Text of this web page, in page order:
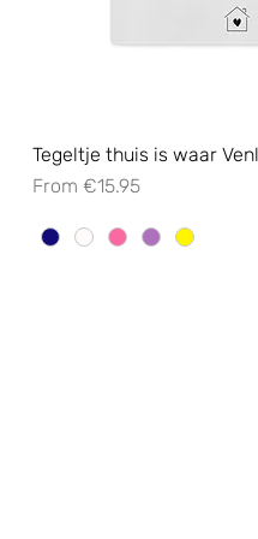
Tegeltje thuis is waar
From €15.95
Sale Price